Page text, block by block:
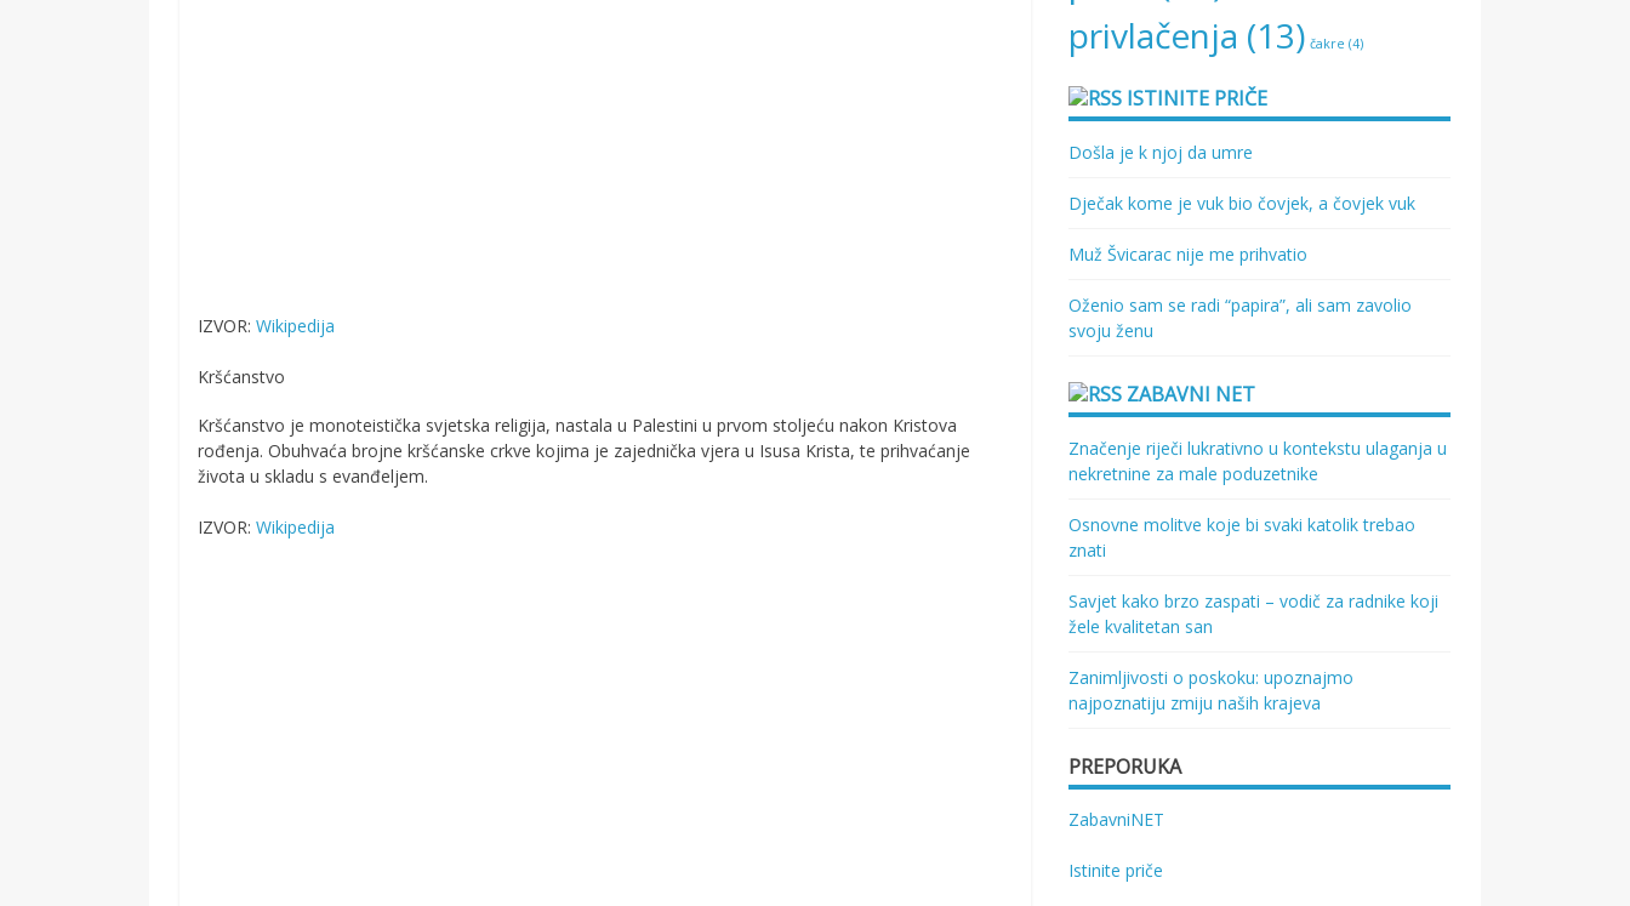
IZVOR:Wikipedija
Kršćanstvo
Kršćanstvo je monoteistička svjetska religija, nastala u Palestini u prvom stoljeću nakon Kristova
rođenja. Obuhvaća brojne kršćanske crkve kojima je zajednička vjera u Isusa Krista, te prihvaćanje
života u skladu s evanđeljem.
IZVOR:Wikipedija
privlačenja (13) čakre (4)
ISTINITE PRIČE
Došla je k njoj da umre
Dječak kome je vuk bio čovjek, a čovjek vuk
Muž Švicarac nije me prihvatio
Oženio sam se radi “papira”, ali sam zavolio
svoju ženu
ZABAVNI NET
Značenje riječi lukrativno u kontekstu ulaganja u
nekretnine za male poduzetnike
Osnovne molitve koje bi svaki katolik trebao
znati
Savjet kako brzo zaspati – vodič za radnike koji
žele kvalitetan san
Zanimljivosti o poskoku: upoznajmo
najpoznatiju zmiju naših krajeva
PREPORUKA
ZabavniNET
Istinite priče